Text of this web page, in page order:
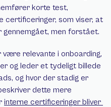
korte test,
certificeringer, som viser, at
gennemgået, men forstået.
relevante i onboarding,
og leder et tydeligt billede
og hvor der stadig er
dette mere
interne certificeringer bliver